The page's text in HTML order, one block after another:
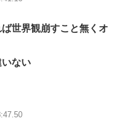
世界観崩すこと無くオ
ない